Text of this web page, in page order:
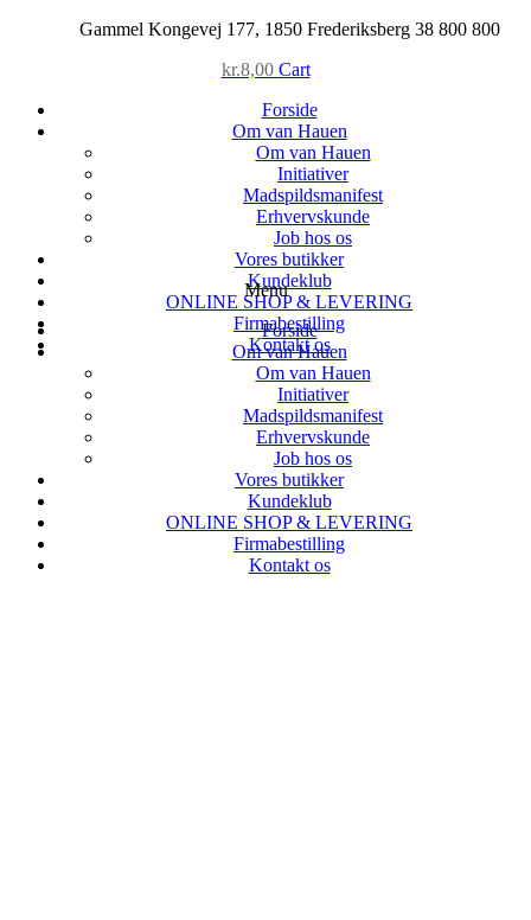
Gammel Kongevej 177, 1850 Frederiksberg 38 800 800
kr.8,00 Cart
Forside
Om van Hauen
Om van Hauen
Initiativer
Madspildsmanifest
Erhvervskunde
Job hos os
Vores butikker
Kundeklub
ONLINE SHOP & LEVERING
Firmabestilling
Kontakt os
Menu
Forside
Om van Hauen
Om van Hauen
Initiativer
Madspildsmanifest
Erhvervskunde
Job hos os
Vores butikker
Kundeklub
ONLINE SHOP & LEVERING
Firmabestilling
Kontakt os